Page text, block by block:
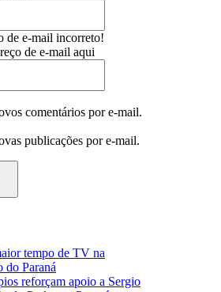
de e-mail incorreto!
de e-mail aqui
comentários por e-mail.
publicações por e-mail.
tempo de TV na
do Paraná
reforçam apoio a Sergio